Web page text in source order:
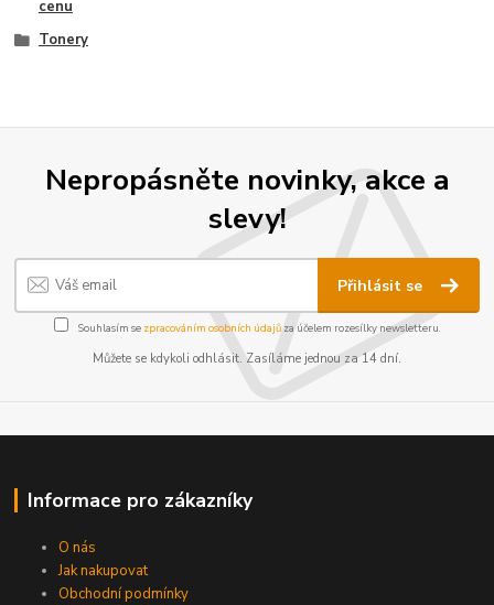
cenu
Tonery
Nepropásněte novinky, akce a
slevy!
Přihlásit se
Souhlasím se zpracováním osobních údajůza účelem rozesílky newsletteru.
Můžete se kdykoli odhlásit. Zasíláme jednou za 14 dní.
Informace pro zákazníky
O nás
Jak nakupovat
Obchodní podmínky